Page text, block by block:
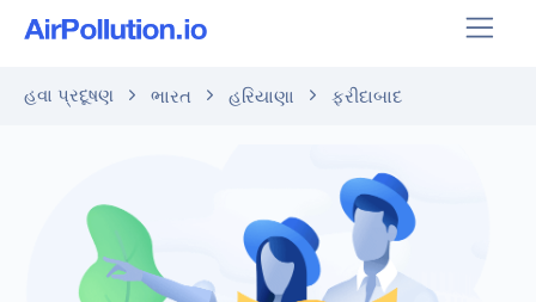
હવા પ્રદૂષણ ભારત હરિયાણા ફરીદાબાદ